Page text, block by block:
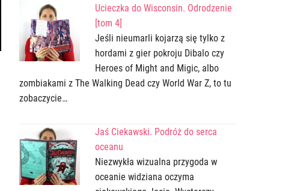
Ucieczka do Wisconsin. Odrodzenie
[tom 4]
Jeśli nieumarli kojarzą się tylko z
hordami z gier pokroju Dibalo czy
Heroes of Might and Migic, albo
zombiakami z The Walking Dead czy World War Z, to tu
zobaczycie…
Jaś Ciekawski. Podróż do serca
oceanu
Niezwykła wizualna przygoda w
oceanie widziana oczyma